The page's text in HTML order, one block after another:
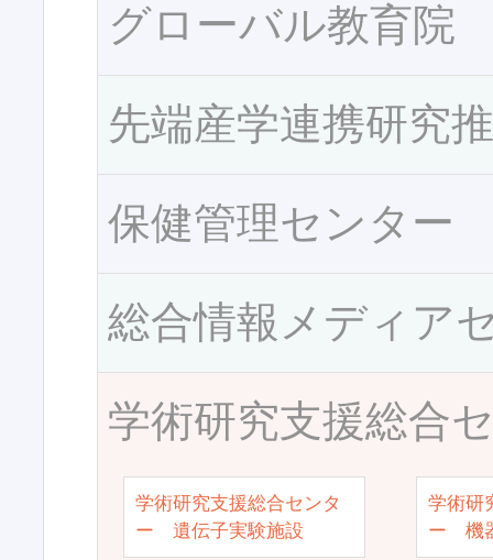
グローバル教育院
先端産学連携研究
保健管理センター
総合情報メディア
学術研究支援総合
学術研究支援総合センタ
ー 遺伝子実験施設
学術研
ー 機